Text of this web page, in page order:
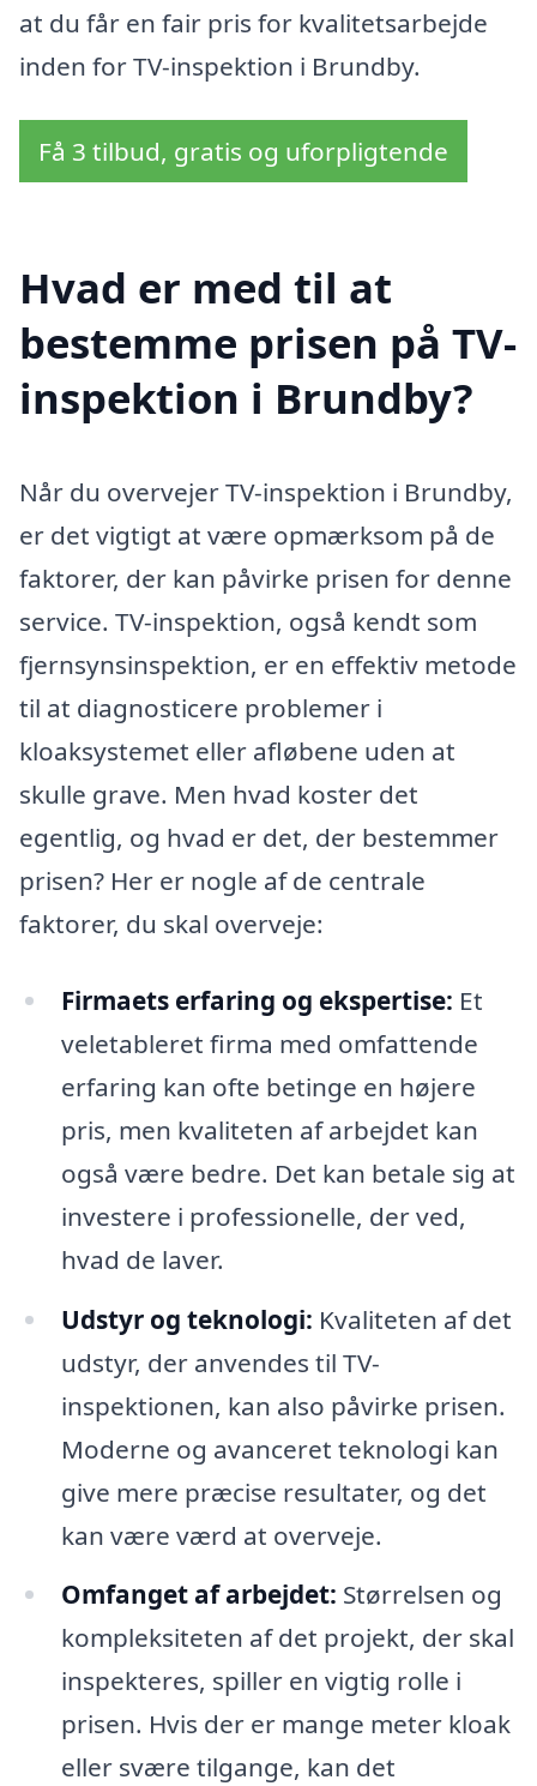
at du får en fair pris for kvalitetsarbejde
inden for TV-inspektion i Brundby.
Få 3 tilbud, gratis og uforpligtende
Hvad er med til at
bestemme prisen på TV-
inspektion i Brundby?
Når du overvejer TV-inspektion i Brundby,
er det vigtigt at være opmærksom på de
faktorer, der kan påvirke prisen for denne
service. TV-inspektion, også kendt som
fjernsynsinspektion, er en effektiv metode
til at diagnosticere problemer i
kloaksystemet eller afløbene uden at
skulle grave. Men hvad koster det
egentlig, og hvad er det, der bestemmer
prisen? Her er nogle af de centrale
faktorer, du skal overveje:
Firmaets erfaring og ekspertise: Et
veletableret firma med omfattende
erfaring kan ofte betinge en højere
pris, men kvaliteten af arbejdet kan
også være bedre. Det kan betale sig at
investere i professionelle, der ved,
hvad de laver.
Udstyr og teknologi: Kvaliteten af det
udstyr, der anvendes til TV-
inspektionen, kan also påvirke prisen.
Moderne og avanceret teknologi kan
give mere præcise resultater, og det
kan være værd at overveje.
Omfanget af arbejdet: Størrelsen og
kompleksiteten af det projekt, der skal
inspekteres, spiller en vigtig rolle i
prisen. Hvis der er mange meter kloak
eller svære tilgange, kan det